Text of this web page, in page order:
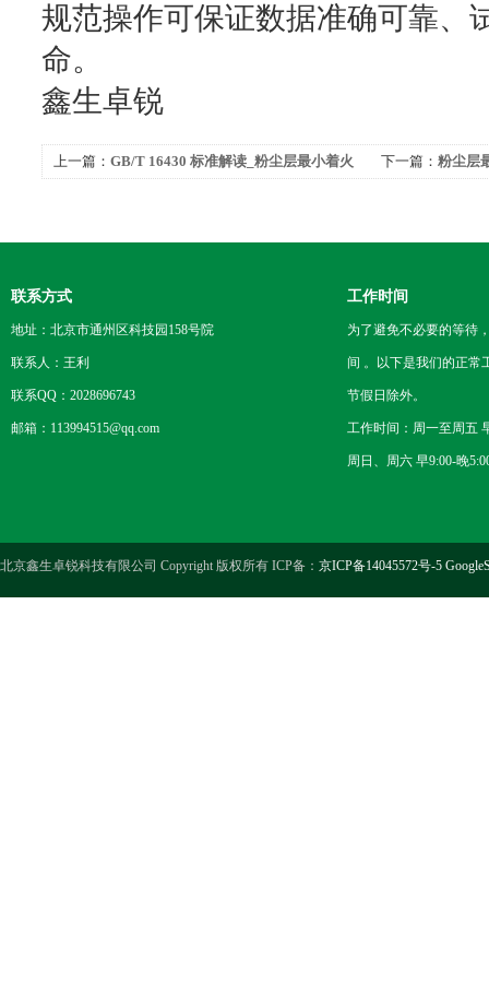
规范操作可保证数据准确可靠、
命。
鑫生卓锐
上一篇： GB/T 16430 标准解读_粉尘层最小着火
下一篇： 粉尘层
联系方式
地址：北京市通州区科技园158号院
联系人：王利
联系QQ：2028696743
邮箱：113994515@qq.com
工作时间
为了避免不必要的等待
间 。以下是我们的正常
节假日除外。
工作时间：周一至周五
周日、周六 早9:00-晚
北京鑫生卓锐科技有限公司 Copyright 版权所有 ICP备： 京ICP备14045572号-5